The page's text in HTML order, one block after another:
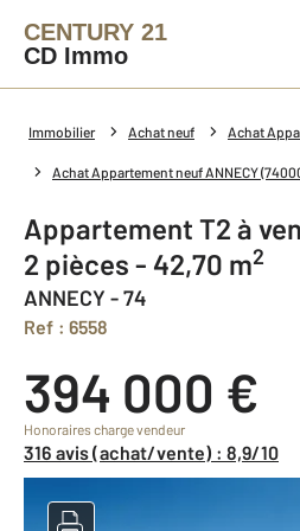
CENTURY 21
CD Immo
Immobilier Achat neuf Achat
Achat Appartement neuf ANNECY
Appartement T2 à
2 pièces - 42,70 m2
ANNECY - 74
Ref : 6558
394 000 €
Honoraires charge vendeur
316 avis (achat/vente) : 8,9/10